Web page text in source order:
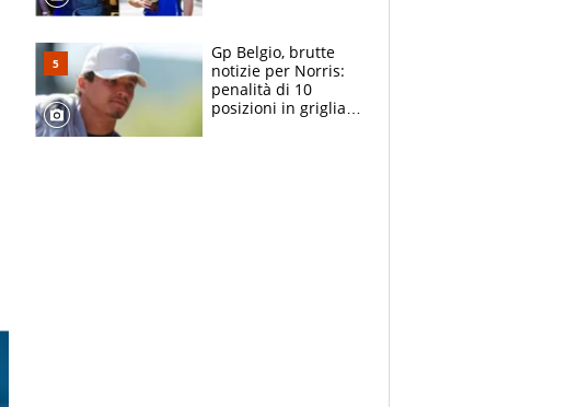
le parolacce"
Gp Belgio, brutte
notizie per Norris:
penalità di 10
posizioni in griglia,